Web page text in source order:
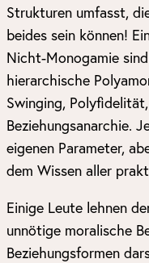
Strukturen umfasst,
beides sein können!
Nicht-Monogamie
hierarchische
Swinging,
Beziehungsanarchie.
eigenen Parameter,
dem Wissen aller
Einige Leute lehnen
unnötige moralische
Beziehungsformen